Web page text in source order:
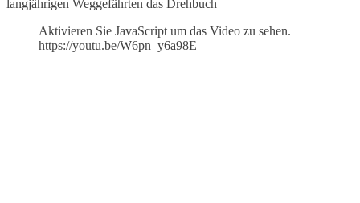
langjährigen Weggefährten das Drehbuch
Aktivieren Sie JavaScript um das Video zu sehen.
https://youtu.be/W6pn_y6a98E